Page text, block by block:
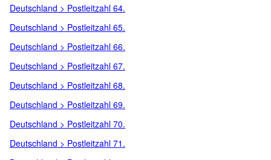
Deutschland > Postleitzahl 64.
Deutschland > Postleitzahl 65.
Deutschland > Postleitzahl 66.
Deutschland > Postleitzahl 67.
Deutschland > Postleitzahl 68.
Deutschland > Postleitzahl 69.
Deutschland > Postleitzahl 70.
Deutschland > Postleitzahl 71.